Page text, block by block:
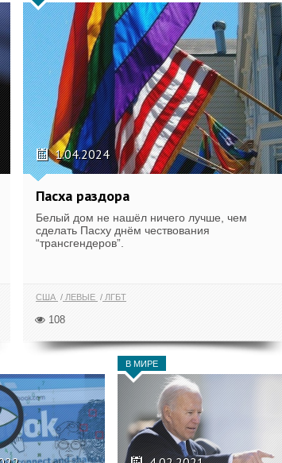
1.04.2024
Пасха раздора
Белый дом не нашёл ничего лучше, чем
сделать Пасху днём чествования
“трансгендеров”.
США ЛЕВЫЕ ЛГБТ
108
В МИРЕ